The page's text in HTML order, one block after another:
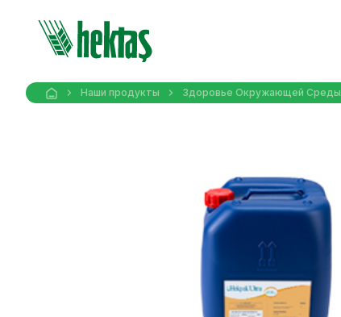
Наши продукты Здоровье Oкружающей Cреды